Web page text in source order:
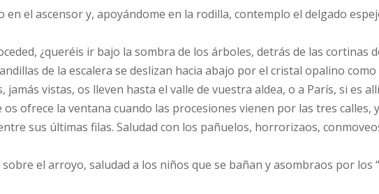
en el ascensor y, apoyándome en la rodilla, contemplo el delgado
¿queréis ir bajo la sombra de los árboles, detrás de las cortinas
de la escalera se deslizan hacia abajo por el cristal opalino
jamás vistas, os lleven hasta el valle de vuestra aldea, o a París, si es
ofrece la ventana cuando las procesiones vienen por las tres calles,
sus últimas filas. Saludad con los pañuelos, horrorizaos,
el arroyo, saludad a los niños que se bañan y asombraos por los